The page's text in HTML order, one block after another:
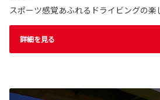
スポーツ感覚あふれるドライビングの楽
詳細を見る